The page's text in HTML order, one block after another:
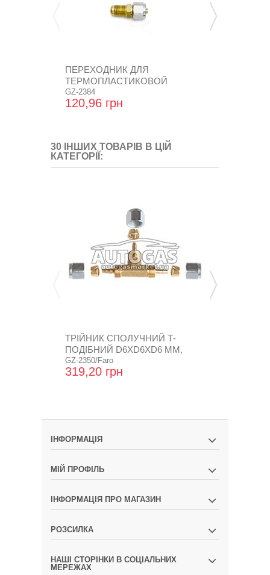
ПЕРЕХОДНИК ДЛЯ
ТЕРМОПЛАСТИКОВОЙ
ТРУБКИ ПРЯМОЙ 8...
GZ-2384
120,96 грн
30 ІНШИХ ТОВАРІВ В ЦІЙ
КАТЕГОРІЇ:
ТРІЙНИК СПОЛУЧНИЙ Т-
ПОДІБНИЙ D6XD6XD6 MM,
ДЛЯ...
GZ-2350/Faro
319,20 грн
ІНФОРМАЦІЯ
МІЙ ПРОФІЛЬ
ІНФОРМАЦІЯ ПРО МАГАЗИН
РОЗСИЛКА
НАШІ СТОРІНКИ В СОЦІАЛЬНИХ
МЕРЕЖАХ